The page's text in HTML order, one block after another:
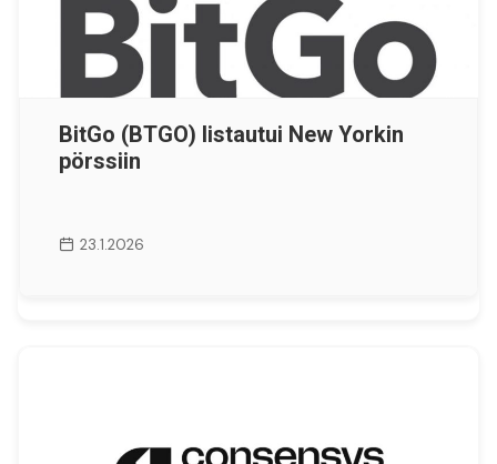
BitGo (BTGO) listautui New Yorkin
pörssiin
23.1.2026